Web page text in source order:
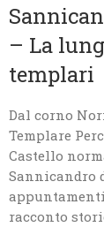
– La
templari
Dal corno
Templare
Castello
Sannicandro
racconto